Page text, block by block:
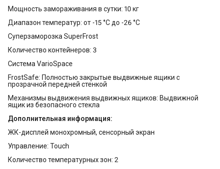
Мощность замораживания в сутки: 10 кг
Диапазон температур: от -15 °C до -26 °C
Суперзаморозка SuperFrost
Количество контейнеров: 3
Система VarioSpace
FrostSafe: Полностью закрытые выдвижные ящики с
прозрачной передней стенкой
Механизмы выдвижения выдвижных ящиков: Выдвижной
ящик из безопасного стекла
Дополнительная информация:
ЖК-дисплей монохромный, сенсорный экран
Управление: Touch
Количество температурных зон: 2